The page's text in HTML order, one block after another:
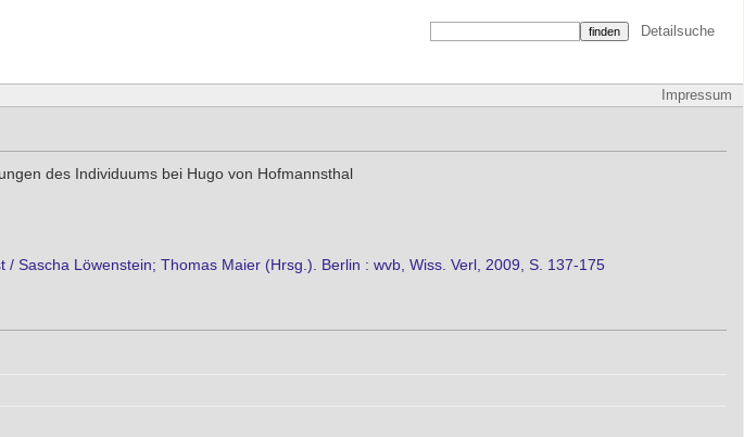
Detailsuche
Impressum
des Individuums bei Hugo von Hofmannsthal
Sascha Löwenstein; Thomas Maier (Hrsg.). Berlin : wvb, Wiss. Verl, 2009, S. 137-175